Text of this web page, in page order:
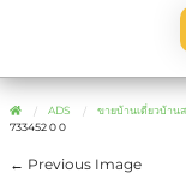
ADS
ขายบ้านเดี่ยวบ้าน
733452 0 0
← Previous Image